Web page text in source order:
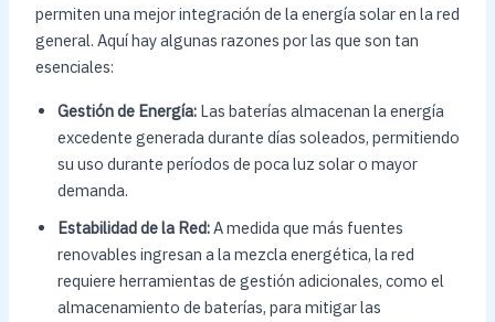
permiten una mejor integración de la energía solar en la red
general. Aquí hay algunas razones por las que son tan
esenciales:
Gestión de Energía:Las baterías almacenan la energía
excedente generada durante días soleados, permitiendo
su uso durante períodos de poca luz solar o mayor
demanda.
Estabilidad de la Red:A medida que más fuentes
renovables ingresan a la mezcla energética, la red
requiere herramientas de gestión adicionales, como el
almacenamiento de baterías, para mitigar las